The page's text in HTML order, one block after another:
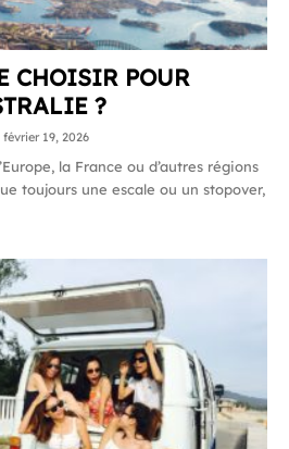
CHOISIR POUR
?
février 19, 2026
la France ou d’autres régions
toujours une escale ou un stopover,